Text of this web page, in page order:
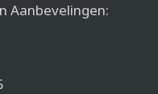
Aanbevelingen: